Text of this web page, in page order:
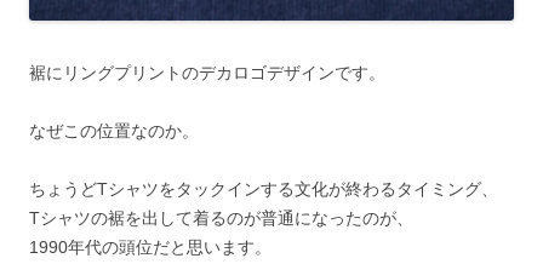
裾にリングプリントのデカロゴデザインです。
なぜこの位置なのか。
ちょうどTシャツをタックインする文化が終わるタイミング、
Tシャツの裾を出して着るのが普通になったのが、
1990年代の頭位だと思います。